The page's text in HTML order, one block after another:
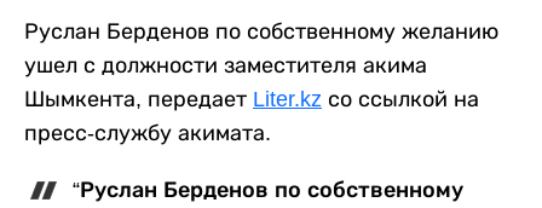
Руслан Берденов по собственному желанию
ушел с должности заместителя акима
Шымкента, передает Liter.kz со ссылкой на
пресс-службу акимата.
“Руслан Берденов по собственному